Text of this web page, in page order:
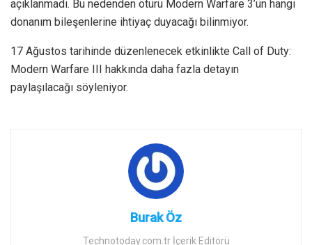
açıklanmadı. Bu nedenden ötürü Modern Warfare 3’ün hangi
donanım bileşenlerine ihtiyaç duyacağı bilinmiyor.
17 Ağustos tarihinde düzenlenecek etkinlikte Call of Duty:
Modern Warfare III hakkında daha fazla detayın
paylaşılacağı söyleniyor.
Burak Öz
Technotoday.com.tr İçerik Editörü